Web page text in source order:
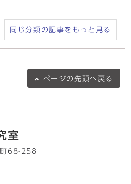
同じ分類の記事をもっと見る
ページの 先頭へ戻る
室
68-258